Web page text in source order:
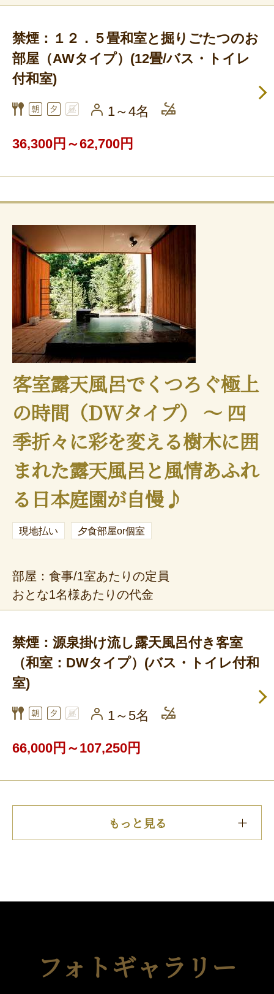
禁煙：１２．５畳和室と掘りごたつのお
部屋（AWタイプ）(12畳/バス・トイレ
付和室)
1～4名
36,300円～62,700円
客室露天風呂でくつろぐ極上
の時間（DWタイプ） ～ 四
季折々に彩を変える樹木に囲
まれた露天風呂と風情あふれ
る日本庭園が自慢♪
現地払い 夕食部屋or個室
部屋：食事/1室あたりの定員
おとな1名様あたりの代金
禁煙：源泉掛け流し露天風呂付き客室
（和室：DWタイプ）(バス・トイレ付和
室)
1～5名
66,000円～107,250円
もっと見る
フォトギャラリー